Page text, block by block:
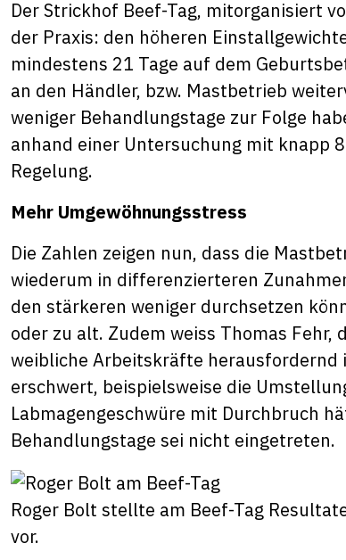
Der Strickhof Beef-Tag, mitorganisiert
der Praxis: den höheren
mindestens 21 Tage auf dem
an den Händler, bzw. Mastbetrieb
weniger Behandlungstage zur Folge
anhand einer Untersuchung mit knapp
Regelung.
Mehr Umgewöhnungsstress
Die Zahlen zeigen nun, dass die
wiederum in differenzierteren
den stärkeren weniger durchsetzen
oder zu alt. Zudem weiss Thomas
weibliche Arbeitskräfte herausfordernd
erschwert, beispielsweise die
Labmagengeschwüre mit Durchbruch
Behandlungstage sei nicht eingetreten.
Roger Bolt stellte am Beef-Tag
vor.